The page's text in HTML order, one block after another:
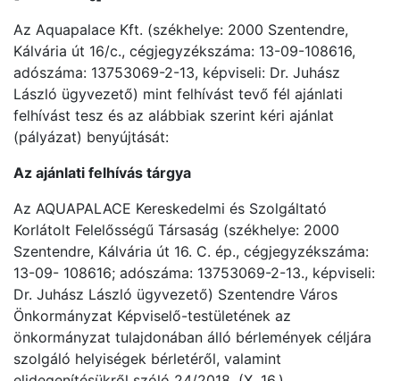
Az Aquapalace Kft. (székhelye: 2000 Szentendre,
Kálvária út 16/c., cégjegyzékszáma: 13-09-108616,
adószáma: 13753069-2-13, képviseli: Dr. Juhász
László ügyvezető) mint felhívást tevő fél ajánlati
felhívást tesz és az alábbiak szerint kéri ajánlat
(pályázat) benyújtását:
Az ajánlati felhívás tárgya
Az AQUAPALACE Kereskedelmi és Szolgáltató
Korlátolt Felelősségű Társaság (székhelye: 2000
Szentendre, Kálvária út 16. C. ép., cégjegyzékszáma:
13-09- 108616; adószáma: 13753069-2-13., képviseli:
Dr. Juhász László ügyvezető) Szentendre Város
Önkormányzat Képviselő-testületének az
önkormányzat tulajdonában álló bérlemények céljára
szolgáló helyiségek bérletéről, valamint